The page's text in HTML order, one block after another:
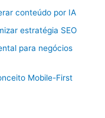
conteúdo por IA
estratégia SEO
para negócios
Mobile-First